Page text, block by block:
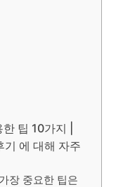
팁 10가지 |
기 에 대해 자주
장 중요한 팁은